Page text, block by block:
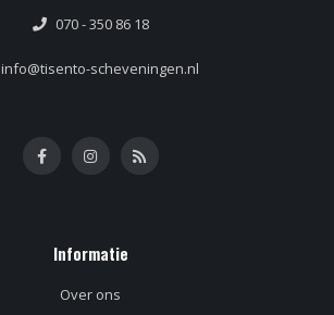
070 - 350 86 18
info@tisento-scheveningen.nl
Informatie
Over ons